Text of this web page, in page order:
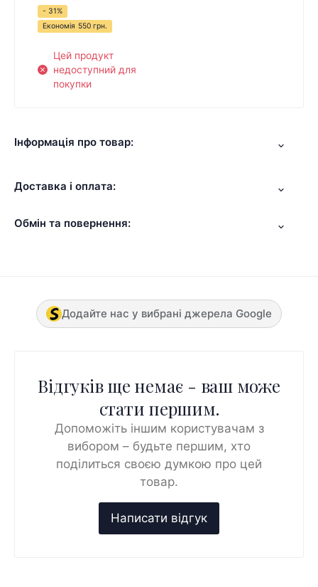
- 31%
Економія 550 грн.
Цей продукт
недоступний для
покупки
Інформація про товар:
Доставка і оплата:
Обмін та повернення:
Додайте нас у вибрані джерела Google
Відгуків ще немає - ваш може
стати першим.
Допоможіть іншим користувачам з
вибором – будьте першим, хто
поділиться своєю думкою про цей
товар.